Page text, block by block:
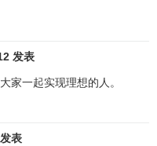
发表
家一起实现理想的人。
表